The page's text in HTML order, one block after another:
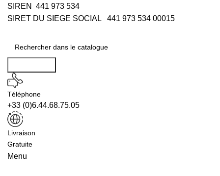
SIREN 441 973 534
SIRET DU SIEGE SOCIAL 441 973 534 00015
Téléphone
+33 (0)6.44.68.75.05
Livraison
Gratuite
Menu